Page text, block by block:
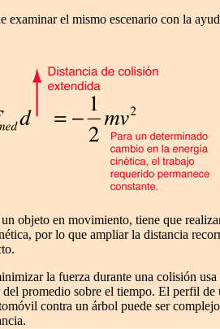
examinar el mismo escenario con la
objeto en movimiento, tiene que
por lo que ampliar la distancia
la fuerza durante una colisión
promedio sobre el tiempo. El perfil de
contra un árbol puede ser